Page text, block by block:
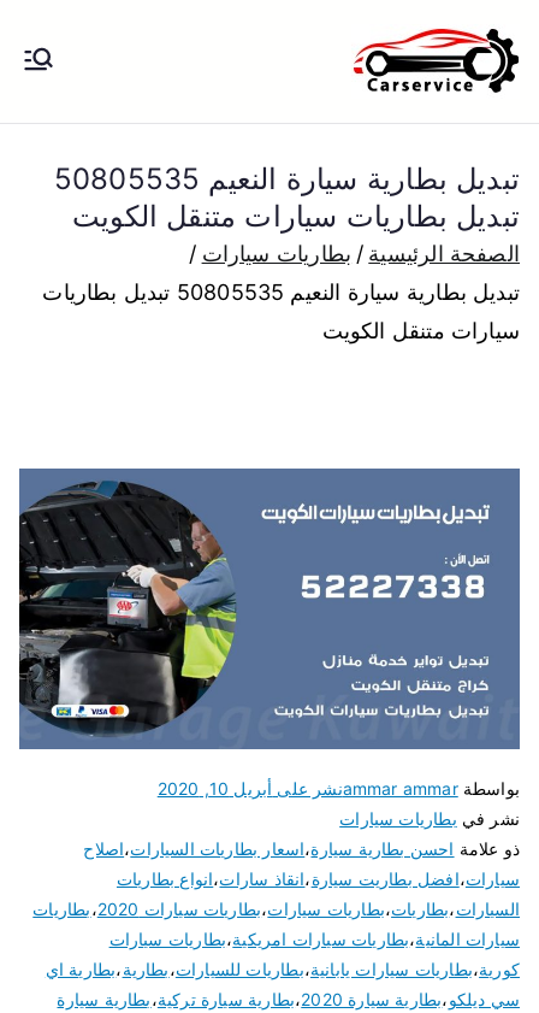
إلى
المحتوى
الكويت
بنشر متنقل الكويت كهرباء وبنشر تبديل
بارخص الاسعار
تبديل بطارية سيارة النعيم 50805535
تبديل بطاريات سيارات متنقل الكويت
الصفحة الرئيسية
بطاريات سيارات
تبديل بطارية سيارة النعيم 50805535 تبديل بطاريات
سيارات متنقل الكويت
بواسطةammar ammarنشر على أبريل 10, 2020
نشر في بطاريات سيارات
ذو علامة احسن بطارية سيارة،اسعار بطاريات السيارات،اصلاح
سيارات،افضل بطاريت سيارة،انقاذ سارات،انواع بطاريات
السيارات،بطاريات،بطاريات سيارات،بطاريات سيارات 2020 ،بطاريات
سيارات المانية،بطاريات سيارات امريكية،بطاريات سيارات
كورية،بطاريات سيارات يابانية،بطاريات للسيارات،بطارية،بطارية اي
سي ديلكو،بطارية سيارة 2020 ،بطارية سيارة تركية،بطارية سيارة